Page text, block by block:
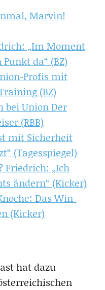
Marvin!
„Im Moment
da“ (BZ)
Profis mit
(BZ)
bei Union Der
(RBB)
mit Sicherheit
(Tagesspiegel)
Friedrich: „Ich
ändern“ (Kicker)
Das Win-
(Kicker)
hat dazu